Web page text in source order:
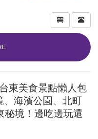
東美食景點懶人包
、海濱公園、北町
秘境！邊吃邊玩還